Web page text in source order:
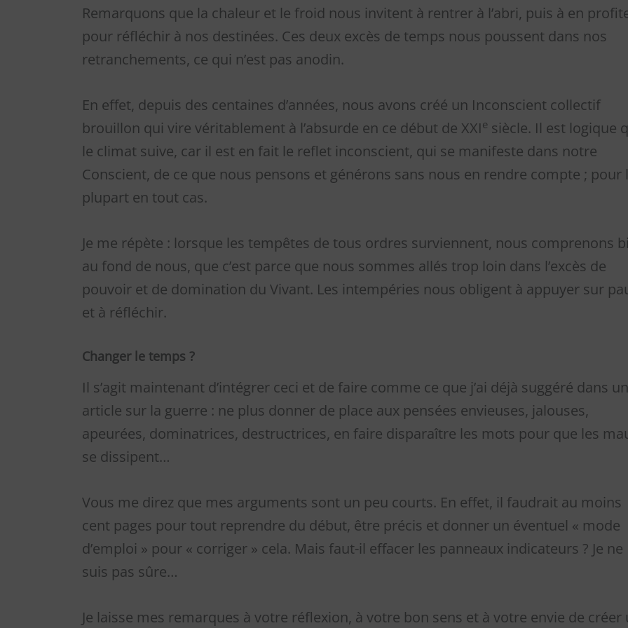
Remarquons que la chaleur et le froid nous invitent à rentrer à l’abri, puis à en
pour réfléchir à nos destinées. Ces deux excès de temps nous poussent dans nos
retranchements, ce qui n’est pas anodin.
En effet, depuis des centaines d’années, nous avons créé un Inconscient collectif
brouillon qui vire véritablement à l’absurde en ce début de XXI e siècle. Il est logique
le climat suive, car il est en fait le reflet inconscient, qui se manifeste dans notre
Conscient, de ce que nous pensons et générons sans nous en rendre compte ; pour
plupart en tout cas.
Je me répète : lorsque les tempêtes de tous ordres surviennent, nous comprenons
au fond de nous, que c’est parce que nous sommes allés trop loin dans l’excès de
pouvoir et de domination du Vivant. Les intempéries nous obligent à appuyer sur
et à réfléchir.
Changer le temps ?
Il s’agit maintenant d’intégrer ceci et de faire comme ce que j’ai déjà suggéré dans un
article sur la guerre : ne plus donner de place aux pensées envieuses, jalouses,
apeurées, dominatrices, destructrices, en faire disparaître les mots pour que les
se dissipent…
Vous me direz que mes arguments sont un peu courts. En effet, il faudrait au moins
cent pages pour tout reprendre du début, être précis et donner un éventuel « mode
d’emploi » pour « corriger » cela. Mais faut-il effacer les panneaux indicateurs ? Je ne
suis pas sûre…
Je laisse mes remarques à votre réflexion, à votre bon sens et à votre envie de créer